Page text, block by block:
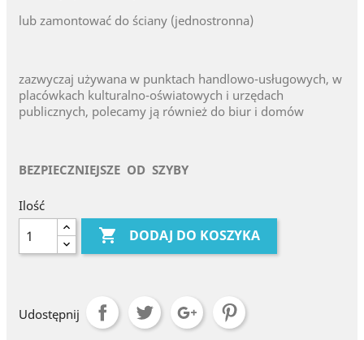
lub zamontować do ściany (jednostronna)
zazwyczaj używana w punktach handlowo-usługowych, w
placówkach kulturalno-oświatowych i urzędach
publicznych, polecamy ją również do biur i domów
BEZPIECZNIEJSZE OD SZYBY
Ilość
 DODAJ DO KOSZYKA
Udostępnij